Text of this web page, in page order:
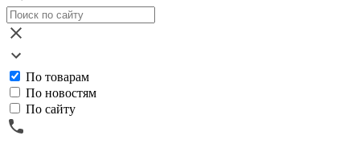
По товарам
По новостям
По сайту